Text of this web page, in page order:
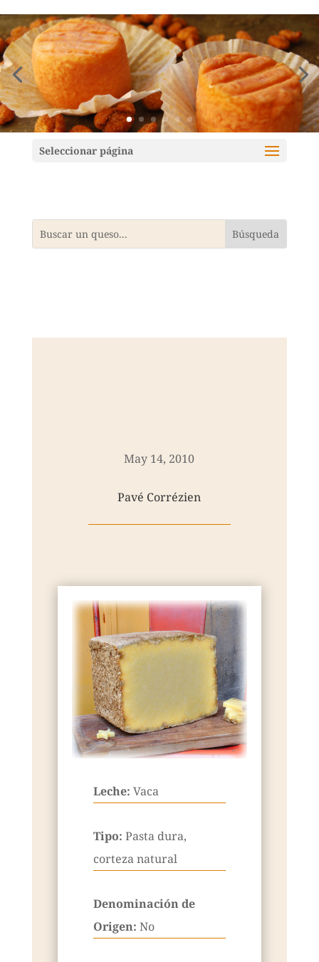
Mundoquesos
Seleccionar página
May 14, 2010
Pavé Corrézien
Leche: Vaca
Tipo: Pasta dura,
corteza natural
Denominación de
Origen: No